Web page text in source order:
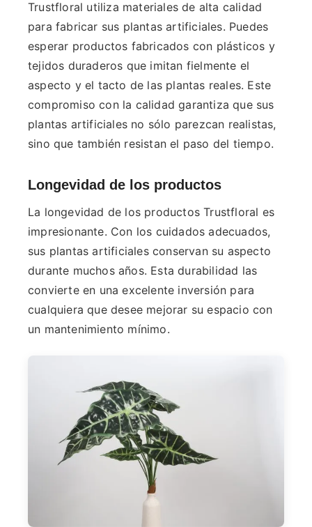
Trustfloral utiliza materiales de alta calidad
para fabricar sus plantas artificiales. Puedes
esperar productos fabricados con plásticos y
tejidos duraderos que imitan fielmente el
aspecto y el tacto de las plantas reales. Este
compromiso con la calidad garantiza que sus
plantas artificiales no sólo parezcan realistas,
sino que también resistan el paso del tiempo.
Longevidad de los productos
La longevidad de los productos Trustfloral es
impresionante. Con los cuidados adecuados,
sus plantas artificiales conservan su aspecto
durante muchos años. Esta durabilidad las
convierte en una excelente inversión para
cualquiera que desee mejorar su espacio con
un mantenimiento mínimo.